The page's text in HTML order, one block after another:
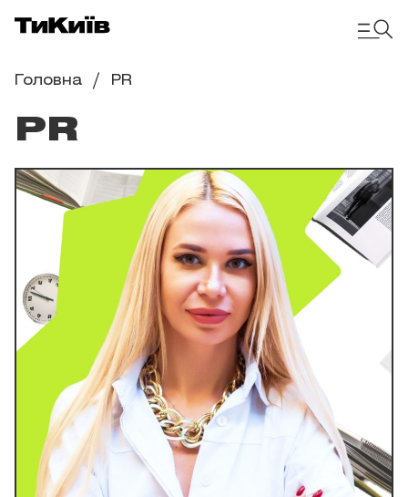
Головна PR
PR